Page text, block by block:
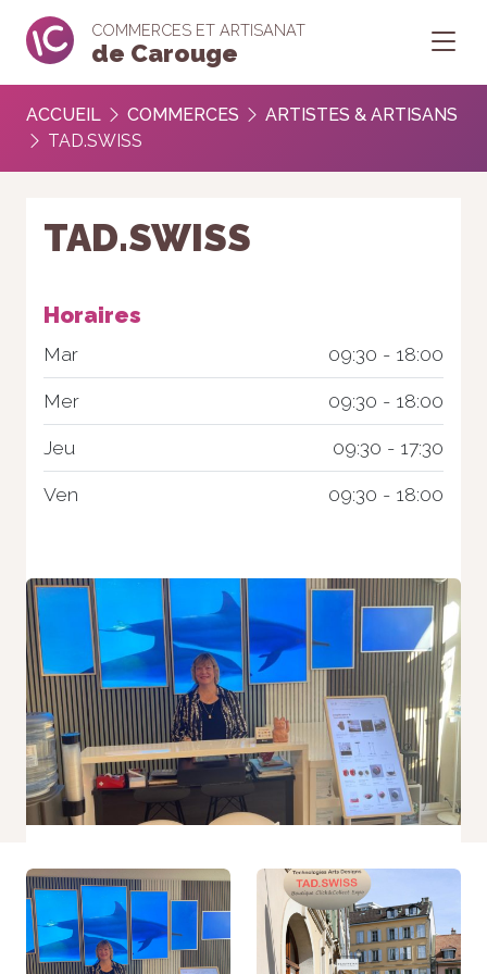
COMMERCES ET ARTISANAT
de Carouge
ACCUEIL COMMERCES
ARTISTES & ARTISANS
TAD.SWISS
TAD.SWISS
Horaires
Mar 09:30 - 18:00
Mer 09:30 - 18:00
Jeu 09:30 - 17:30
Ven 09:30 - 18:00
Nécessaire
Ces cookies ne
sont pas
nécessaires au
fonctionnement
du site Web.